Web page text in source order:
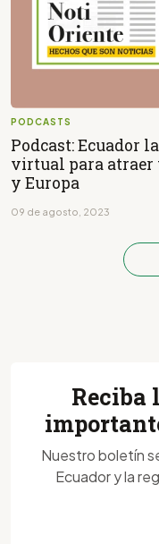
PODCASTS
Podcast: Ecuador
virtual para atraer
y Europa
09 de agosto, 2023
Reciba
Nuestro boletín
Ecuador y la